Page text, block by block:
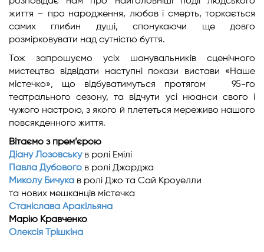
життя – про народження, любов і смерть, торкається
самих глибин душі, спонукаючи ще довго
розмірковувати над сутністю буття.
Тож запрошуємо усіх шанувальників сценічного
мистецтва відвідати наступні покази вистави «Наше
містечко», що відбуватимуться протягом 95-го
театрального сезону, та відчути усі нюанси свого і
чужого настрою, з якого й плететься мереживо нашого
повсякденного життя.
Вітаємо з прем’єрою
Діану Лозовськув ролі Емілі
Павла Дубового в ролі Джорджа
Миколу Бичука в ролі Джо та Сай Кроуелли
та нових мешканців містечка
Станіслава Аракільяна
Марію Кравченко
Олексія Трішкіна